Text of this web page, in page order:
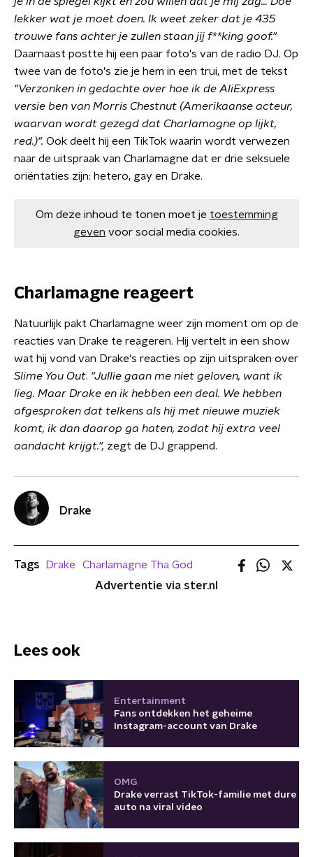
lekker wat je moet doen. Ik weet zeker dat je 435
trouwe fans achter je zullen staan jij f**king goof."
Daarnaast postte hij een paar foto's van de radio DJ. Op
twee van de foto's zie je hem in een trui, met de tekst
"Verzonken in gedachte over hoe ik de AliExpress
versie ben van Morris Chestnut (Amerikaanse acteur,
waarvan wordt gezegd dat Charlamagne op lijkt,
red.)". Ook deelt hij een TikTok waarin wordt verwezen
naar de uitspraak van Charlamagne dat er drie seksuele
oriëntaties zijn: hetero, gay en Drake.
Om deze inhoud te tonen moet je toestemming
geven voor social media cookies.
Charlamagne reageert
Natuurlijk pakt Charlamagne weer zijn moment om op de
reacties van Drake te reageren. Hij vertelt in een show
wat hij vond van Drake's reacties op zijn uitspraken over
Slime You Out. "Jullie gaan me niet geloven, want ik
lieg. Maar Drake en ik hebben een deal. We hebben
afgesproken dat telkens als hij met nieuwe muziek
komt, ik dan daarop ga haten, zodat hij extra veel
aandacht krijgt.", zegt de DJ grappend.
Drake
Tags Drake
Charlamagne Tha God
Advertentie via ster.nl
Lees ook
Entertainment
Fans ontdekken het geheime
Instagram-account van Drake
OMG
Drake verrast TikTok-familie met dure
auto na viral video